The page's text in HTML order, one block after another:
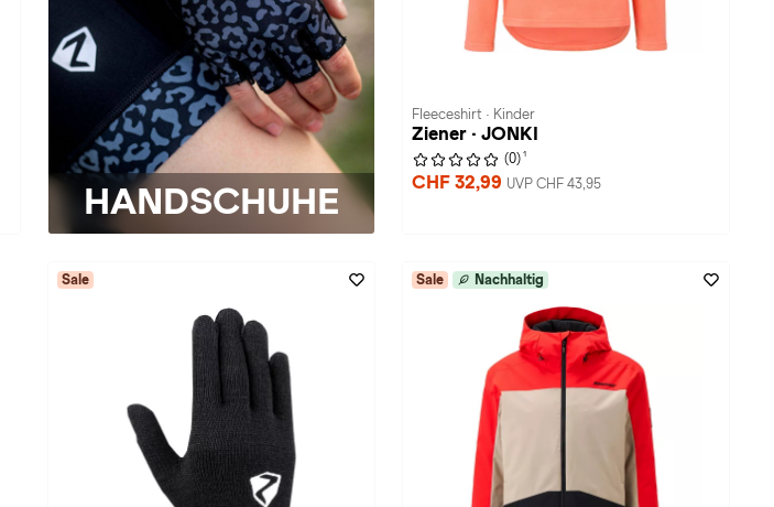
HANDSCHUHE
Fleeceshirt · Kinder
Ziener · JONKI
(0) 1
CHF 32,99 UVP CHF 43,95
Sale Sale Nachhaltig